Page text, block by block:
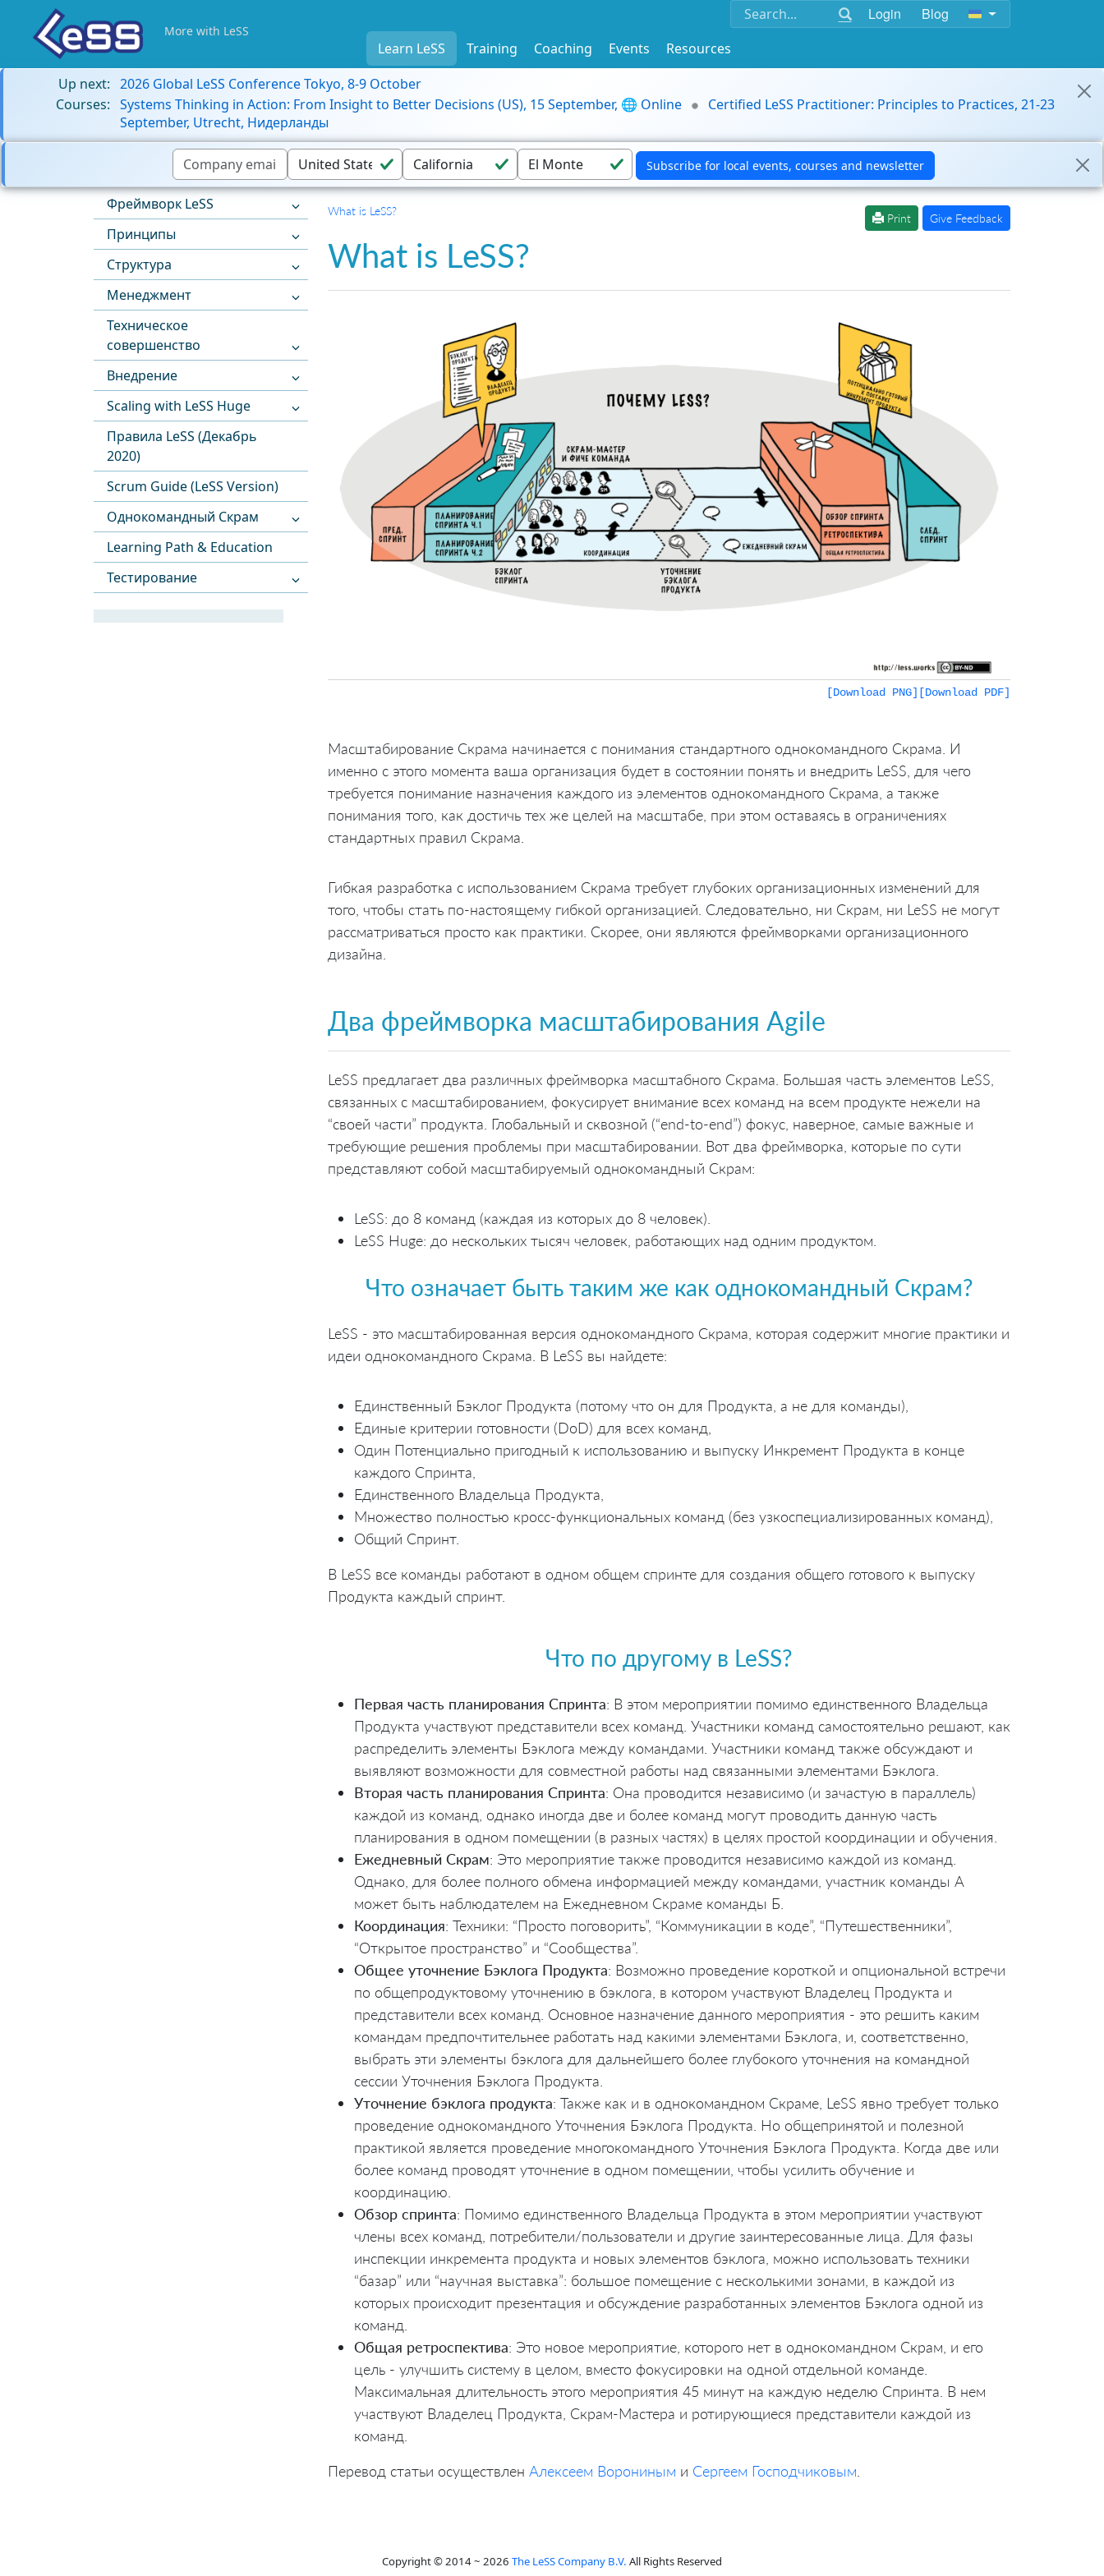
Login Blog
More with LeSS
Learn LeSS Training Coaching Events
Resources
Up next: 2026 Global LeSS Conference Tokyo, 8-9 October
Courses: Systems Thinking in Action: From Insight to Better Decisions (US), 15 September, 🌐 Online
Certified LeSS Practitioner: Principles to Practices, 21-23
September, Utrecht, Нидерланды
Фреймворк LeSS
Принципы
Структура
Менеджмент
Техническое
совершенство
Внедрение
Scaling with LeSS Huge
Правила LeSS (Декабрь
2020)
Scrum Guide (LeSS Version)
Однокомандный Скрам
Learning Path & Education
Тестирование
What is LeSS?
Print Give Feedback
What is LeSS?
[Download PDF]
[Download PNG]
Масштабирование Скрама начинается с понимания стандартного однокомандного Скрама. И
именно с этого момента ваша организация будет в состоянии понять и внедрить LeSS, для чего
требуется понимание назначения каждого из элементов однокомандного Скрама, а также
понимания того, как достичь тех же целей на масштабе, при этом оставаясь в ограничениях
стандартных правил Скрама.
Гибкая разработка с использованием Скрама требует глубоких организационных изменений для
того, чтобы стать по-настоящему гибкой организацией. Следовательно, ни Скрам, ни LeSS не могут
рассматриваться просто как практики. Скорее, они являются фреймворками организационного
дизайна.
Два фреймворка масштабирования Agile
LeSS предлагает два различных фреймворка масштабного Скрама. Большая часть элементов LeSS,
связанных с масштабированием, фокусирует внимание всех команд на всем продукте нежели на
“своей части” продукта. Глобальный и сквозной (“end-to-end”) фокус, наверное, самые важные и
требующие решения проблемы при масштабировании. Вот два фреймворка, которые по сути
представляют собой масштабируемый однокомандный Скрам:
LeSS: до 8 команд (каждая из которых до 8 человек).
LeSS Huge: до нескольких тысяч человек, работающих над одним продуктом.
Что означает быть таким же как однокомандный Скрам?
LeSS - это масштабированная версия однокомандного Скрама, которая содержит многие практики и
идеи однокомандного Скрама. В LeSS вы найдете:
Единственный Бэклог Продукта (потому что он для Продукта, а не для команды),
Единые критерии готовности (DoD) для всех команд,
Один Потенциально пригодный к использованию и выпуску Инкремент Продукта в конце
каждого Спринта,
Единственного Владельца Продукта,
Множество полностью кросс-функциональных команд (без узкоспециализированных команд),
Общий Спринт.
В LeSS все команды работают в одном общем спринте для создания общего готового к выпуску
Продукта каждый спринт.
Что по другому в LeSS?
Первая часть планирования Спринта: В этом мероприятии помимо единственного Владельца
Продукта участвуют представители всех команд. Участники команд самостоятельно решают, как
распределить элементы Бэклога между командами. Участники команд также обсуждают и
выявляют возможности для совместной работы над связанными элементами Бэклога.
Вторая часть планирования Спринта: Она проводится независимо (и зачастую в параллель)
каждой из команд, однако иногда две и более команд могут проводить данную часть
планирования в одном помещении (в разных частях) в целях простой координации и обучения.
Ежедневный Скрам: Это мероприятие также проводится независимо каждой из команд.
Однако, для более полного обмена информацией между командами, участник команды А
может быть наблюдателем на Ежедневном Скраме команды Б.
Координация: Техники: “Просто поговорить”, “Коммуникации в коде”, “Путешественники”,
“Открытое пространство” и “Сообщества”.
Общее уточнение Бэклога Продукта: Возможно проведение короткой и опциональной встречи
по общепродуктовому уточнению в бэклога, в котором участвуют Владелец Продукта и
представители всех команд. Основное назначение данного мероприятия - это решить каким
командам предпочтительнее работать над какими элементами Бэклога, и, соответственно,
выбрать эти элементы бэклога для дальнейшего более глубокого уточнения на командной
сессии Уточнения Бэклога Продукта.
Уточнение бэклога продукта: Также как и в однокомандном Скраме, LeSS явно требует только
проведение однокомандного Уточнения Бэклога Продукта. Но общепринятой и полезной
практикой является проведение многокомандного Уточнения Бэклога Продукта. Когда две или
более команд проводят уточнение в одном помещении, чтобы усилить обучение и
координацию.
Обзор спринта: Помимо единственного Владельца Продукта в этом мероприятии участвуют
члены всех команд, потребители/пользователи и другие заинтересованные лица. Для фазы
инспекции инкремента продукта и новых элементов бэклога, можно использовать техники
“базар” или “научная выставка”: большое помещение с несколькими зонами, в каждой из
которых происходит презентация и обсуждение разработанных элементов Бэклога одной из
команд.
Общая ретроспектива: Это новое мероприятие, которого нет в однокомандном Скрам, и его
цель - улучшить систему в целом, вместо фокусировки на одной отдельной команде.
Максимальная длительность этого мероприятия 45 минут на каждую неделю Спринта. В нем
участвуют Владелец Продукта, Скрам-Мастера и ротирующиеся представители каждой из
команд.
Перевод статьи осуществлен Алексеем Ворониным и Сергеем Господчиковым
Copyright © 2014 ~ 2026 The LeSS Company B.V. All Rights Reserved